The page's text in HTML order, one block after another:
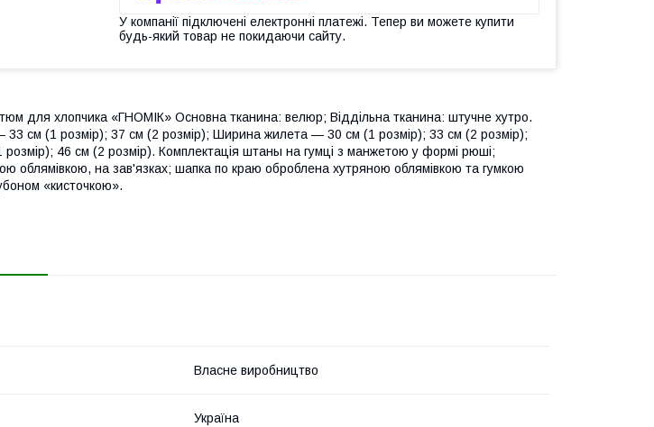
У компанії підключені електронні платежі. Тепер ви можете купити
будь-який товар не покидаючи сайту.
для хлопчика «ГНОМІК» Основна тканина: велюр; Віддільна тканина: штучне хутро.
см (1 розмір); 37 см (2 розмір); Ширина жилета — 30 см (1 розмір); 33 см (2 розмір);
46 см (2 розмір). Комплектація штаны на гумці з манжетою у формі рюші;
облямівкою, на зав'язках; шапка по краю оброблена хутряною облямівкою та гумкою
«кисточкою».
Власне виробництво
Україна